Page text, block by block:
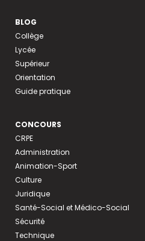
BLOG
Collège
Lycée
Supérieur
Orientation
Guide pratique
CONCOURS
CRPE
Administration
Animation-Sport
Culture
Juridique
Santé-Social et Médico-Social
Sécurité
Technique